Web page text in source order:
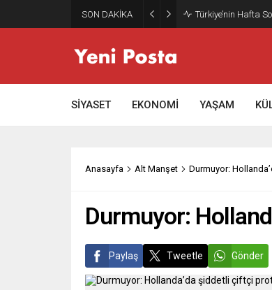
SON DAKİKA Gazze’nin
SİYASET EKONOMİ YAŞAM
Anasayfa Alt Manşet Durmuyor:
Durmuyor:
Paylaş Tweetle Gönder